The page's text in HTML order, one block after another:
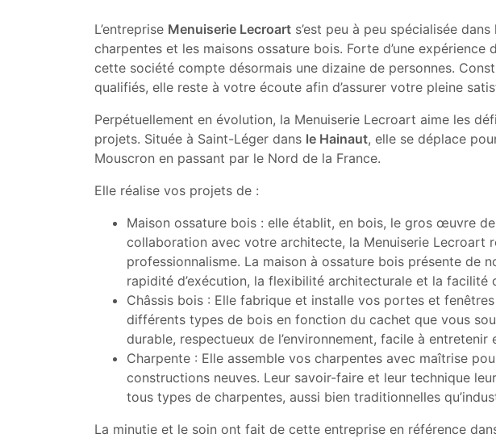
L’entreprise Menuiserie Lecroart s’est peu à peu spécialisée
charpentes et les maisons ossature bois. Forte d’une expérience
cette société compte désormais une dizaine de personnes.
qualifiés, elle reste à votre écoute afin d’assurer votre pleine
Perpétuellement en évolution, la Menuiserie Lecroart aime les
projets. Située à Saint-Léger dans le Hainaut, elle se déplace
Mouscron en passant par le Nord de la France.
Elle réalise vos projets de :
Maison ossature bois : elle établit, en bois, le gros œuvre
collaboration avec votre architecte, la Menuiserie Lecroart
professionnalisme. La maison à ossature bois présente de
rapidité d’exécution, la flexibilité architecturale et la facilité
Châssis bois : Elle fabrique et installe vos portes et
différents types de bois en fonction du cachet que vous
durable, respectueux de l’environnement, facile à entretenir
Charpente : Elle assemble vos charpentes avec maîtrise
constructions neuves. Leur savoir-faire et leur technique
tous types de charpentes, aussi bien traditionnelles
La minutie et le soin ont fait de cette entreprise en référence